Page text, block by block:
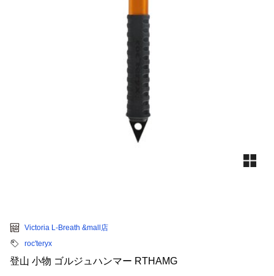
Victoria L-Breath &mall店
roc'teryx
登山 小物 ゴルジュハンマー RTHAMG